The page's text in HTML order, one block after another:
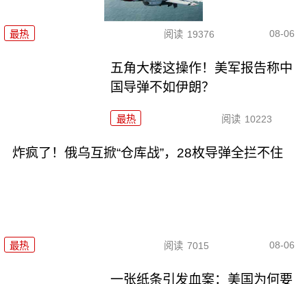
最热 阅读 19376 08-06
五角大楼这操作！美军报告称中
国导弹不如伊朗？
最热 阅读 10223
炸疯了！俄乌互掀“仓库战”，28枚导弹全拦不住
最热 阅读 7015 08-06
一张纸条引发血案：美国为何要